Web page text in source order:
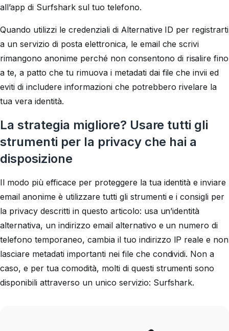
all’app di Surfshark sul tuo telefono.
Quando utilizzi le credenziali di Alternative ID per registrarti
a un servizio di posta elettronica, le email che scrivi
rimangono anonime perché non consentono di risalire fino
a te, a patto che tu rimuova i metadati dai file che invii ed
eviti di includere informazioni che potrebbero rivelare la
tua vera identità.
La strategia migliore? Usare tutti gli
strumenti per la privacy che hai a
disposizione
Il modo più efficace per proteggere la tua identità e inviare
email anonime è utilizzare tutti gli strumenti e i consigli per
la privacy descritti in questo articolo: usa un’identità
alternativa, un indirizzo email alternativo e un numero di
telefono temporaneo, cambia il tuo indirizzo IP reale e non
lasciare metadati importanti nei file che condividi. Non a
caso, e per tua comodità, molti di questi strumenti sono
disponibili attraverso un unico servizio: Surfshark.